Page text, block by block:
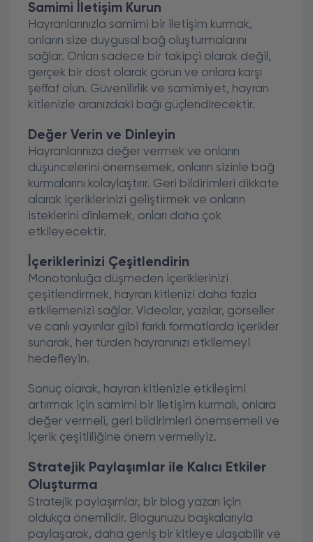
Samimi İletişim Kurun
Hayranlarınızla samimi bir iletişim kurmak,
onların size duygusal bağ oluşturmalarını
sağlar. Onları sadece bir takipçi olarak değil,
gerçek bir dost olarak görün ve onlara karşı
şeffaf olun. Güvenilirlik ve samimiyet, hayran
kitlenizle aranızdaki bağı güçlendirecektir.
Değer Verin ve Dinleyin
Hayranlarınıza değer vermek ve onların
düşüncelerini önemsemek, onların sizinle bağ
kurmalarını kolaylaştırır. Geri bildirimleri dikkate
alarak içeriklerinizi geliştirmek ve onların
isteklerini dinlemek, onları daha çok
etkileyecektir.
İçeriklerinizi Çeşitlendirin
Monotonluğa düşmeden içeriklerinizi
çeşitlendirmek, hayran kitlenizi daha fazla
etkilemenizi sağlar. Videolar, yazılar, görseller
ve canlı yayınlar gibi farklı formatlarda içerikler
sunarak, her türden hayranınızı etkilemeyi
hedefleyin.
Sonuç olarak, hayran kitlenizle etkileşimi
artırmak için samimi bir iletişim kurmalı, onlara
değer vermeli, geri bildirimleri önemsemeli ve
içerik çeşitliliğine önem vermeliyiz.
Stratejik Paylaşımlar ile Kalıcı Etkiler
Oluşturma
Stratejik paylaşımlar, bir blog yazarı için
oldukça önemlidir. Blogunuzu başkalarıyla
paylaşarak, daha geniş bir kitleye ulaşabilir ve